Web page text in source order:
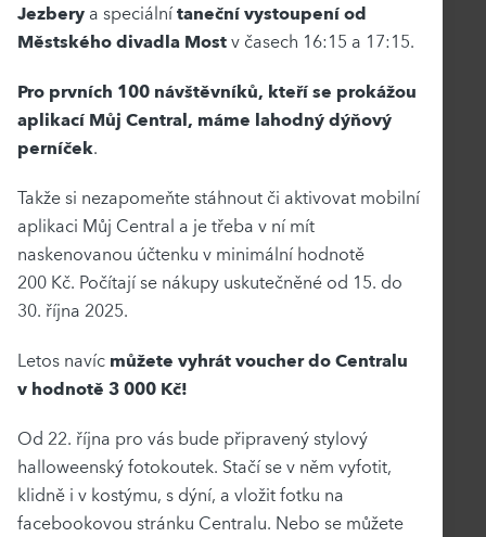
Jezbery a speciálnítaneční vystoupení od
Městského divadla Mostv časech 16:15 a 17:15.
Pro prvních 100 návštěvníků, kteří se prokážou
aplikací Můj Central, máme lahodný dýňový
perníček.
Takže si nezapomeňte stáhnout či aktivovat mobilní
aplikaci Můj Central a je třeba v ní mít
naskenovanou účtenku v minimální hodnotě
200 Kč. Počítají se nákupy uskutečněné od 15. do
30. října 2025.
Letos navíc můžete vyhrát voucher do Centralu
v hodnotě 3 000 Kč!
Od 22. října pro vás bude připravený stylový
halloweenský fotokoutek. Stačí se v něm vyfotit,
klidně i v kostýmu, s dýní, a vložit fotku na
facebookovou stránku Centralu. Nebo se můžete